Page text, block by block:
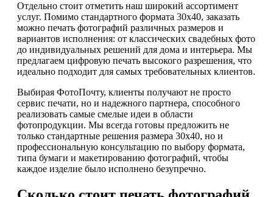
Отдельно стоит отметить наш широкий ассортимент
услуг. Помимо стандартного формата 30х40, заказать
можно печать фотографий различных размеров и
вариантов исполнения: от классических свадебных фото
до индивидуальных решений для дома и интерьера. Мы
предлагаем цифровую печать высокого разрешения, что
идеально подходит для самых требовательных клиентов.
Выбирая ФотоПочту, клиенты получают не просто
сервис печати, но и надежного партнера, способного
реализовать самые смелые идеи в области
фотопродукции. Мы всегда готовы предложить не
только стандартные решения размера 30х40, но и
профессиональную консультацию по выбору формата,
типа бумаги и макетированию фотографий, чтобы
каждое изделие было исполнено безупречно.